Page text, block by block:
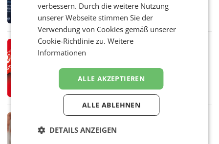
der Firma Feygenblatt FloGu OG einen neuen
Kühl- und Regenerations-Spray auf den
Markt. Das Produkt namens „Keep Cool“ ist zu
100 Prozent
RETAIL
Coca-Cola präsentiert
weiterentwickelte visuelle
Markenidentität
Coca-Cola stellt ab Anfang August eine
weiterentwickelte visuelle Identität seiner
Verpackungen in Österreich vor. Im
Mittelpunkt des Redesigns stehen zentrale
RETAIL
Vöslauer 1,5-Liter-rePET-Flasche
verbessern. Durch die weitere Nutzung
unserer Webseite stimmen Sie der
Verwendung von Cookies gemäß unserer
Cookie-Richtlinie zu.Weitere
Informationen
ALLE AKZEPTIEREN
ALLE ABLEHNEN
DETAILS ANZEIGEN